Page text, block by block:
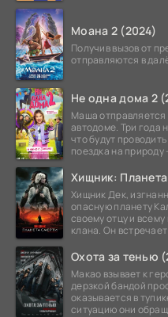
Моана 2 (2024)
Получив вызов от
отправляются в
Не одна дома 2
Маша отправляется
автодоме. Три года
что будут
поездка на
Хищник:
Хищник Дек,
опасную планету
своему отцу и
клана. Он
Охота за тенью
Макао взывает к
дерзкой бандой
оказывается в
ситуацию они